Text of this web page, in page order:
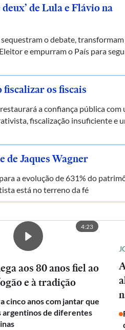
deux’ de Lula e Flávio na
sequestram o debate, transformam
e empurram o País para
fiscalizar os fiscais
a confiança pública com
fiscalização insuficiente e
de Jaques Wagner
a evolução de 631% do
está no terreno da fé
4:23
aos 80 anos fiel ao
e à tradição
cinco anos com jantar que
argentinos de diferentes